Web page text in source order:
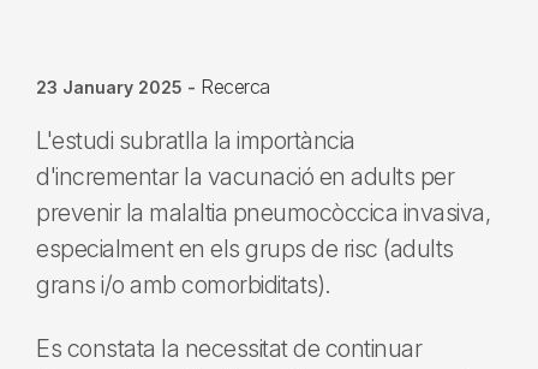
23 January 2025 - Recerca
L'estudi subratlla la importància
d'incrementar la vacunació en adults per
prevenir la malaltia pneumocòccica invasiva,
especialment en els grups de risc (adults
grans i/o amb comorbiditats).
Es constata la necessitat de continuar